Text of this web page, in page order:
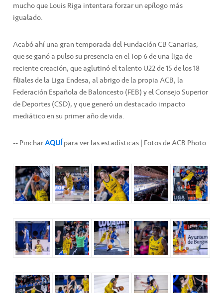
mucho que Louis Riga intentara forzar un epílogo más
igualado.
Acabó ahí una gran temporada del Fundación CB Canarias,
que se ganó a pulso su presencia en el Top 6 de una liga de
reciente creación, que aglutinó el talento U22 de 15 de los 18
filiales de la Liga Endesa, al abrigo de la propia ACB, la
Federación Española de Baloncesto (FEB) y el Consejo Superior
de Deportes (CSD), y que generó un destacado impacto
mediático en su primer año de vida.
-- PincharAQUÍpara ver las estadísticas | Fotos de ACB Photo